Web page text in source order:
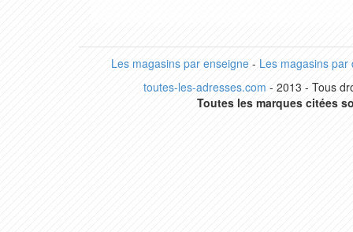
Les magasins par enseigne- Les magasins par
toutes-les-adresses.com - 2013 - Tous
Toutes les marques citées